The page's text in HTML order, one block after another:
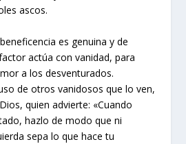
ascos.
es genuina y de
actúa con vanidad, para
a los desventurados.
de otros vanidosos que lo ven,
quien advierte: «Cuando
hazlo de modo que ni
sepa lo que hace tu